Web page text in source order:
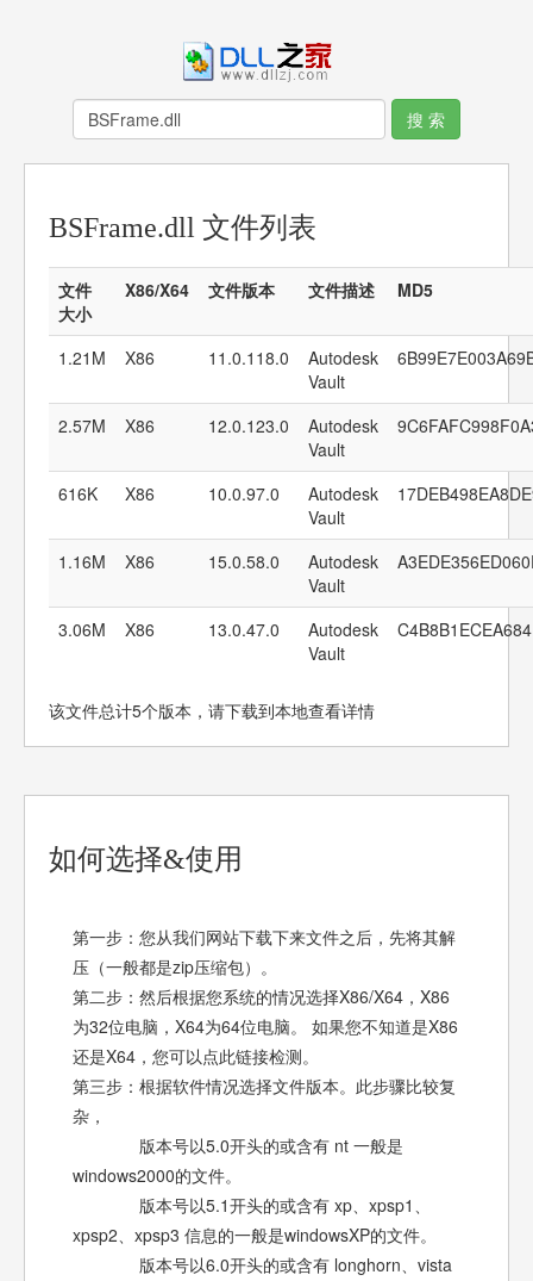
BSFrame.dll 文件列表
文件
大小
X86/X64 文件版本 文件描述 MD5
1.21M X86 11.0.118.0
Autodesk
Vault
2.57M X86 12.0.123.0
Autodesk
Vault
616K X86 10.0.97.0
Autodesk
Vault
1.16M X86 15.0.58.0
Autodesk
Vault
3.06M X86 13.0.47.0
Autodesk
Vault
该文件总计5个版本，请下载到本地查看详情
如何选择&使用
第一步：您从我们网站下载下来文件之后，先将其解
压（一般都是zip压缩包）。
第二步：然后根据您系统的情况选择X86/X64，X86
为32位电脑，X64为64位电脑。 如果您不知道是X86
还是X64，您可以点此链接检测。
第三步：根据软件情况选择文件版本。此步骤比较复
杂，
版本号以5.0开头的或含有 nt 一般是
windows2000的文件。
版本号以5.1开头的或含有 xp、xpsp1、
xpsp2、xpsp3 信息的一般是windowsXP的文件。
版本号以6.0开头的或含有 longhorn、vista